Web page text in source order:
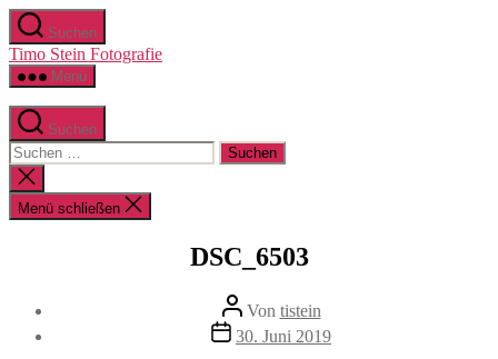
Zum
Inhalt
springen
Suchen
Timo Stein Fotografie
Menü
Suchen
Suchen
nach:
Suche
schließen
Menü schließen
DSC_6503
Beitragsautor
Von tistein
Veröffentlichungsdatum
30. Juni 2019